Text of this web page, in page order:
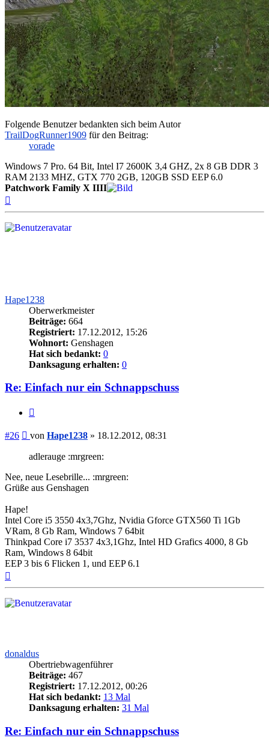
Folgende Benutzer bedankten sich beim Autor
TrailDogRunner1909 für den Beitrag:
vorade
Windows 7 Pro. 64 Bit, Intel I7 2600K 3,4 GHZ, 2x 8 GB DDR 3
RAM 2133 MHZ, GTX 770 2GB, 120GB SSD EEP 6.0
Patchwork Family X IIII
Hape1238
Oberwerkmeister
Beiträge: 664
Registriert: 17.12.2012, 15:26
Wohnort: Genshagen
Hat sich bedankt: 0
Danksagung erhalten: 0
Re: Einfach nur ein Schnappschuss
#26 Beitrag
von Hape1238 » 18.12.2012, 08:31
adlerauge :mrgreen:
Nee, neue Lesebrille... :mrgreen:
Grüße aus Genshagen
Hape!
Intel Core i5 3550 4x3,7Ghz, Nvidia Gforce GTX560 Ti 1Gb
VRam, 8 Gb Ram, Windows 7 64bit
Thinkpad Core i7 3537 4x3,1Ghz, Intel HD Grafics 4000, 8 Gb
Ram, Windows 8 64bit
EEP 3 bis 6 Flicken 1, und EEP 6.1
donaldus
Obertriebwagenführer
Beiträge: 467
Registriert: 17.12.2012, 00:26
Hat sich bedankt: 13 Mal
Danksagung erhalten: 31 Mal
Re: Einfach nur ein Schnappschuss